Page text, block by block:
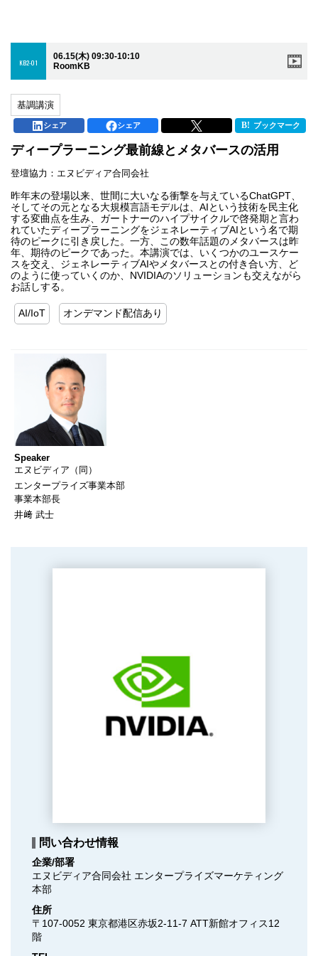
KB2-01
06.15(木) 09:30-10:10
RoomKB
基調講演
シェア シェア ブックマーク
ディープラーニング最前線とメタバースの活用
登壇協力：エヌビディア合同会社
昨年末の登場以来、世間に大いなる衝撃を与えているChatGPT、
そしてその元となる大規模言語モデルは、AIという技術を民主化
する変曲点を生み、ガートナーのハイプサイクルで啓発期と言わ
れていたディープラーニングをジェネレーティブAIという名で期
待のピークに引き戻した。一方、この数年話題のメタバースは昨
年、期待のピークであった。本講演では、いくつかのユースケー
スを交え、ジェネレーティブAIやメタバースとの付き合い方、ど
のように使っていくのか、NVIDIAのソリューションも交えながら
お話しする。
AI/IoT オンデマンド配信あり
Speaker
エヌビディア（同）
エンタープライズ事業本部
事業本部長
井﨑 武士
問い合わせ情報
企業/部署
エヌビディア合同会社 エンタープライズマーケティング
本部
住所
〒107-0052 東京都港区赤坂2-11-7 ATT新館オフィス12
階